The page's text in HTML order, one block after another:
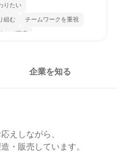
りたい
組む チームワークを重視
てる環境
企業を知る
えしながら、
・販売しています。